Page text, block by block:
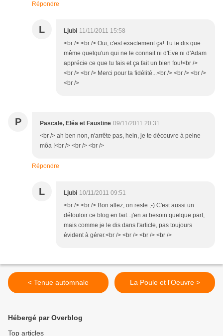
Répondre
L Ljubi 11/11/2011 15:58
<br /> <br /> Oui, c'est exactement ça! Tu te dis que
même quelqu'un qui ne te connait ni d'Eve ni d'Adam
apprécie ce que tu fais et ça fait un bien fou!<br />
<br /> <br /> Merci pour ta fidélité...<br /> <br /> <br />
<br />
P Pascale, Eléa et Faustine 09/11/2011 20:31
<br /> ah ben non, n'arrête pas, hein, je te découvre à peine
môa !<br /> <br /> <br />
Répondre
L Ljubi 10/11/2011 09:51
<br /> <br /> Bon allez, on reste ;-) C'est aussi un
défouloir ce blog en fait...j'en ai besoin quelque part,
mais comme je le dis dans l'article, pas toujours
évident à gérer.<br /> <br /> <br /> <br />
< Tenue automnale La Poule et l'Oeuvre >
Hébergé par Overblog
Top articles